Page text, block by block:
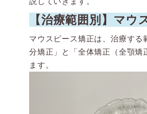
【治療範囲別】マ
マウスピース矯正は、治療す
分矯正」と「全体矯正（全顎
ます。